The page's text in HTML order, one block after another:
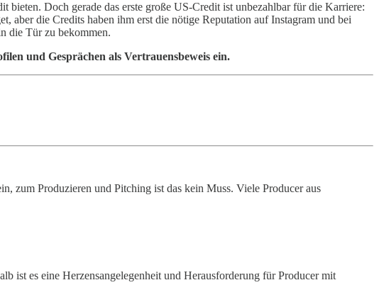
bieten. Doch gerade das erste große US-Credit ist unbezahlbar für die Karriere:
aber die Credits haben ihm erst die nötige Reputation auf Instagram und bei
die Tür zu bekommen.
und Gesprächen als Vertrauensbeweis ein.
zum Produzieren und Pitching ist das kein Muss. Viele Producer aus
ist es eine Herzensangelegenheit und Herausforderung für Producer mit